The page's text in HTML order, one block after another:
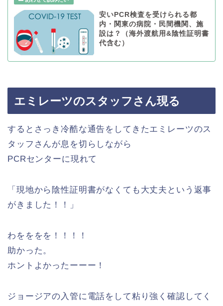
安いPCR検査を受けられる都
内・関東の病院・民間機関、施
設は？（海外渡航用&陰性証明書
代含む）
エミレーツのスタッフさん現る
するとさっき冷酷な通告をしてきたエミレーツのス
タッフさんが息を切らしながら
PCRセンターに現れて
「現地から陰性証明書がなくても大丈夫という返事
がきました！！」
わをををを！！！！
助かった。
ホントよかったーーー！
ジョージアの入管に電話をして粘り強く確認してく